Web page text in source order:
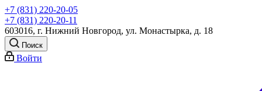
+7 (831) 220-20-05
+7 (831) 220-20-11
603016, г. Нижний Новгород, ул. Монастырка, д. 18
Поиск
Войти